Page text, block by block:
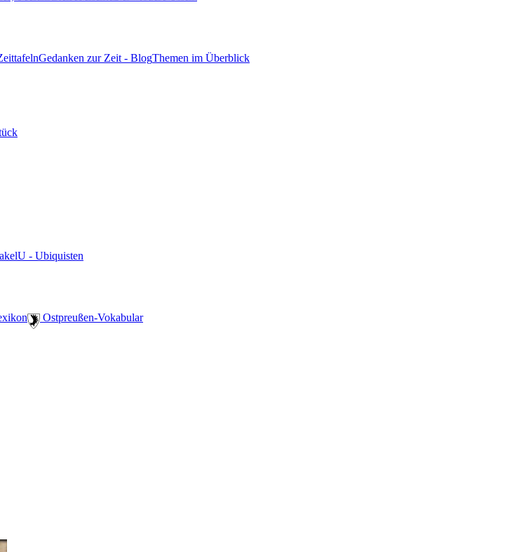
Gedanken zur Zeit - BlogThemen im Überblick
U - Ubiquisten
️ Ostpreußen-Vokabular